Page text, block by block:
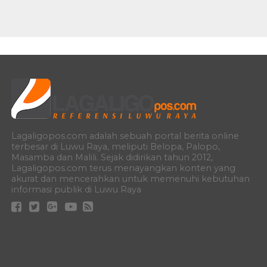
Lagaligopos.com adalah sebuah portal berita online
terbesar di Luwu Raya, meliputi Belopa, Palopo,
Masamba dan Malili. Sejak didirikan tahun 2012,
Lagaligopos.com terus menayangkan konten yang
akurat dan mencerahkan untuk memenuhi kebutuhan
informasi publik di Luwu Raya